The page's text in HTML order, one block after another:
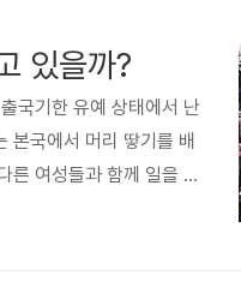
있을까?
국기한 유예 상태에서 난
본국에서 머리 땋기를 배
른 여성들과 함께 일을 해
대를 거절당하기도 했